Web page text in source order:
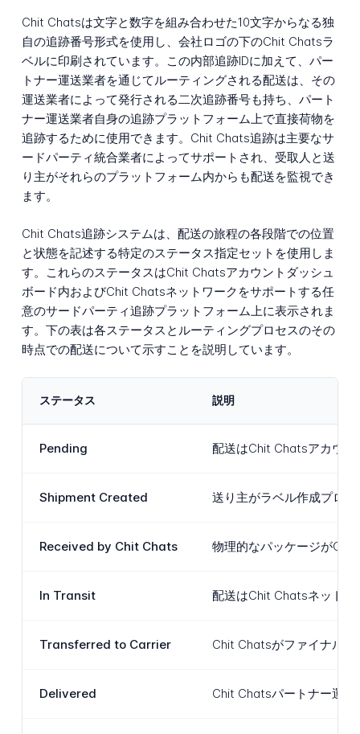
Chit Chatsは文字と数字を組み合わせた10文字からなる独
自の追跡番号形式を使用し、会社ロゴの下のChit Chatsラ
ベルに印刷されています。この内部追跡IDに加えて、パー
トナー運送業者を通じてルーティングされる配送は、その
運送業者によって発行される二次追跡番号も持ち、パート
ナー運送業者自身の追跡プラットフォーム上で直接荷物を
追跡するために使用できます。Chit Chats追跡は主要なサ
ードパーティ統合業者によってサポートされ、受取人と送
り主がそれらのプラットフォーム内からも配送を監視でき
ます。
Chit Chats追跡システムは、配送の旅程の各段階での位置
と状態を記述する特定のステータス指定セットを使用しま
す。これらのステータスはChit Chatsアカウントダッシュ
ボード内およびChit Chatsネットワークをサポートする任
意のサードパーティ追跡プラットフォーム上に表示されま
す。下の表は各ステータスとルーティングプロセスのその
時点での配送について示すことを説明しています。
ステータス 説明
Pending 配送はChit Chatsアカウン
Shipment Created 送り主がラベル作成プロ
Received by Chit Chats 物理的なパッケージが
In Transit 配送はChit Chatsネットワ
Transferred to Carrier Chit Chatsがファイナルマ
Delivered Chit Chatsパートナー運送